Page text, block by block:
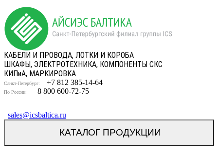
КАБЕЛИ И ПРОВОДА, ЛОТКИ И КОРОБА
ШКАФЫ, ЭЛЕКТРОТЕХНИКА, КОМПОНЕНТЫ СКС
КИПиА, МАРКИРОВКА
Санкт-Петербург: +7 812 385-14-64
По России: 8 800 600-72-75
sales@icsbaltica.ru
КАТАЛОГ ПРОДУКЦИИ